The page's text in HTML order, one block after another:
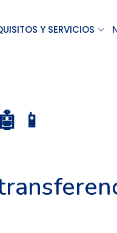
Y SERVICIOS
📱